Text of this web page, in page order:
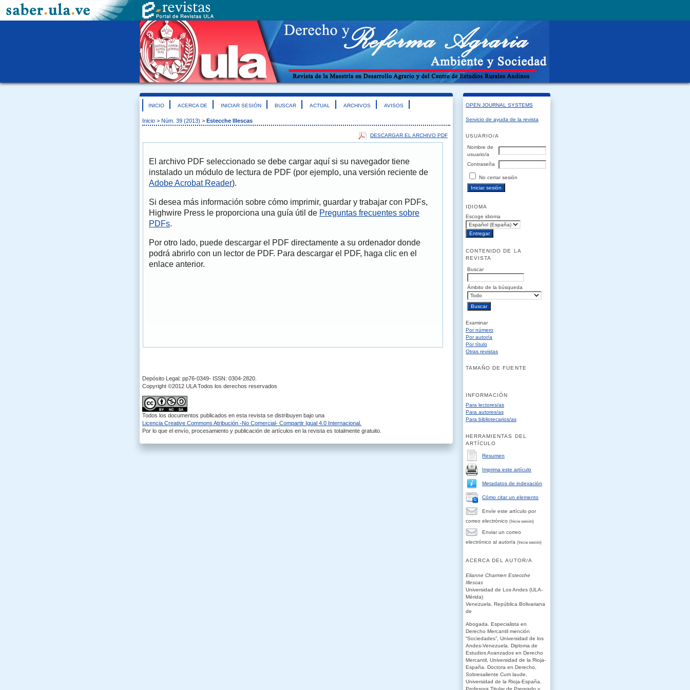
OPEN JOURNAL SYSTEMS
Servicio de ayuda de la revista
USUARIO/A
Nombre de
usuario/a
Contraseña
No cerrar sesión
IDIOMA
Escoge idioma
CONTENIDO DE LA
REVISTA
Buscar
Ámbito de la búsqueda
Examinar
Por número
Por autor/a
Por título
Otras revistas
TAMAÑO DE FUENTE
INFORMACIÓN
Para lectores/as
Para autores/as
Para bibliotecarios/as
HERRAMIENTAS DEL
ARTÍCULO
Resumen
Imprima este artículo
Metadatos de indexación
Cómo citar un elemento
Envíe este artículo por
correo electrónico (Inicie sesión)
Enviar un correo
electrónico al autor/a (Inicie sesión)
ACERCA DEL AUTOR/A
Elianne Charmen Estecche
Illescas
Universidad de Los Andes (ULA-
Mérida)
Venezuela, República Bolivariana
de
Abogada. Especialista en
Derecho Mercantil mención
“Sociedades”, Universidad de los
Andes-Venezuela. Diploma de
Estudios Avanzados en Derecho
Mercantil, Universidad de la Rioja-
España. Doctora en Derecho,
Sobresaliente Cum laude,
Universidad de la Rioja-España.
Profesora Titular de Pregrado y
INICIO ACERCA DE INICIAR SESIÓN BUSCAR ACTUAL ARCHIVOS AVISOS
Inicio > Núm. 39 (2013) > Estecche Illescas
DESCARGAR EL ARCHIVO PDF
El archivo PDF seleccionado se debe cargar aquí si su navegador tiene
instalado un módulo de lectura de PDF (por ejemplo, una versión reciente de
Adobe Acrobat Reader).
Si desea más información sobre cómo imprimir, guardar y trabajar con PDFs,
Highwire Press le proporciona una guía útil de Preguntas frecuentes sobre
PDFs.
Por otro lado, puede descargar el PDF directamente a su ordenador donde
podrá abrirlo con un lector de PDF. Para descargar el PDF, haga clic en el
enlace anterior.
Depósito Legal: pp76-0349- ISSN: 0304-2820.
Copyright ©2012 ULA Todos los derechos reservados
Todos los documentos publicados en esta revista se distribuyen bajo una
Licencia Creative Commons Atribución -No Comercial- Compartir Igual 4.0 Internacional.
Por lo que el envío, procesamiento y publicación de artículos en la revista es totalmente gratuito.